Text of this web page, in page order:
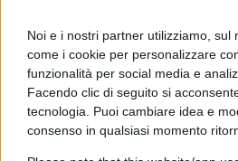
Noi e i nostri partner utilizziamo, sul
come i cookie per personalizzare
funzionalità per social media e
Facendo clic di seguito si
tecnologia. Puoi cambiare idea e
consenso in qualsiasi momento
Cosa succede
contributi
La scelta di ricevere il bonus